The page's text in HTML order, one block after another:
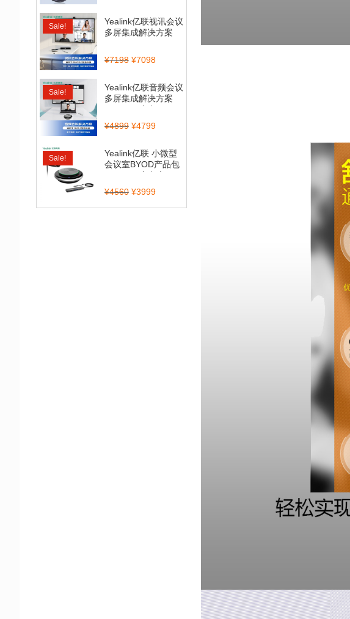
Sale!
Yealink亿联视讯会议
多屏集成解决方案
¥7198 ¥7098
Sale!
Yealink亿联音频会议
多屏集成解决方案
（CP700全向...
¥4899 ¥4799
Sale!
Yealink亿联 小微型
会议室BYOD产品包
（CP900全向麦...
¥4560 ¥3999